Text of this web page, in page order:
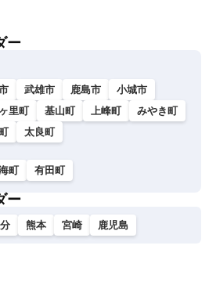
ー
武雄市 鹿島市
小城市
里町 基山町 上峰町
みやき町
太良町
町 有田町
ー
熊本 宮崎 鹿児島